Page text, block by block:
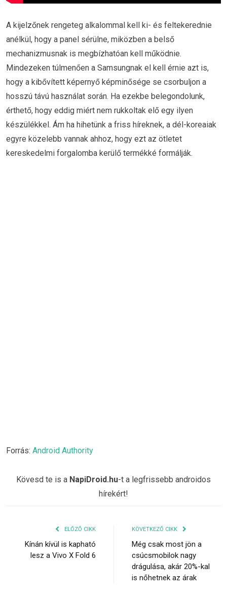
A kijelzőnek rengeteg alkalommal kell ki- és feltekerednie
anélkül, hogy a panel sérülne, miközben a belső
mechanizmusnak is megbízhatóan kell működnie.
Mindezeken túlmenően a Samsungnak el kell érnie azt is,
hogy a kibővített képernyő képminősége se csorbuljon a
hosszú távú használat során. Ha ezekbe belegondolunk,
érthető, hogy eddig miért nem rukkoltak elő egy ilyen
készülékkel. Ám ha hihetünk a friss híreknek, a dél-koreaiak
egyre közelebb vannak ahhoz, hogy ezt az ötletet
kereskedelmi forgalomba kerülő termékké formálják.
Forrás: Android Authority
Kövesd te is a NapiDroid.hu-t a legfrissebb androidos
hírekért!
ELŐZŐ CIKK
Kínán kívül is kapható
lesz a Vivo X Fold 6
KÖVETKEZŐ CIKK
Még csak most jön a
csúcsmobilok nagy
drágulása, akár 20%-kal
is nőhetnek az árak